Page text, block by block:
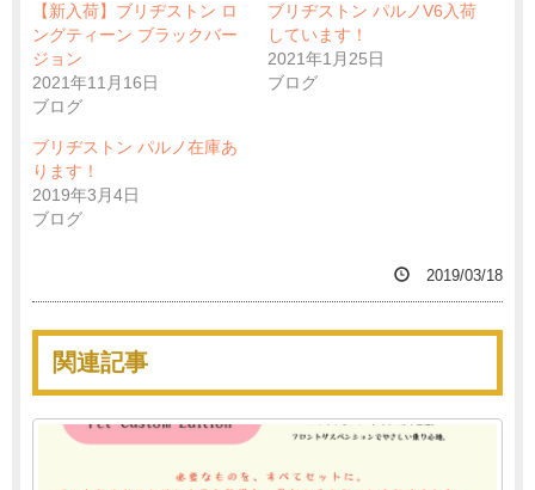
【新入荷】ブリヂストン ロ
ングティーン ブラックバー
ジョン
2021年11月16日
ブログ
ブリヂストン パルノV6入荷
しています！
2021年1月25日
ブログ
ブリヂストン パルノ在庫あ
ります！
2019年3月4日
ブログ
2019/03/18
関連記事